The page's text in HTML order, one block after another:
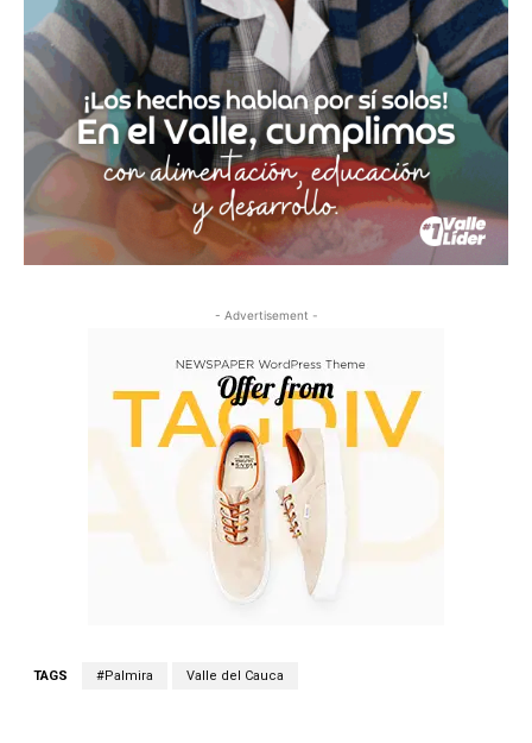
- Advertisement -
TAGS #Palmira Valle del Cauca